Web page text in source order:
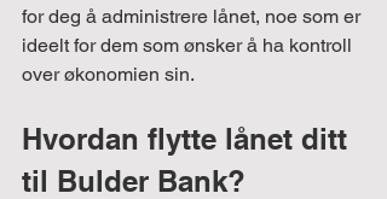
for deg å administrere lånet, noe som er
ideelt for dem som ønsker å ha kontroll
over økonomien sin.
Hvordan flytte lånet ditt
til Bulder Bank?